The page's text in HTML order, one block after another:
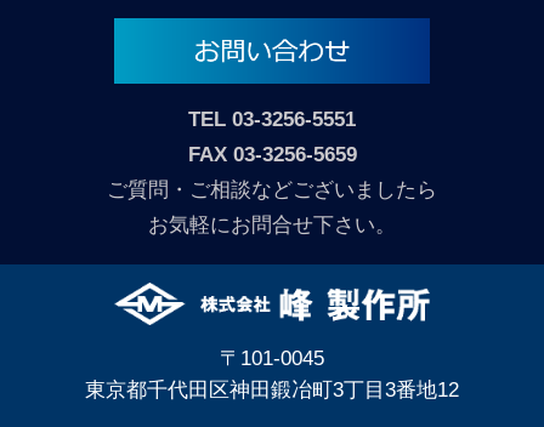
TEL 03-3256-5551
FAX 03-3256-5659
ご質問・ご相談などございましたら
お気軽にお問合せ下さい。
〒101-0045
東京都千代田区神田鍛冶町3丁目3番地12